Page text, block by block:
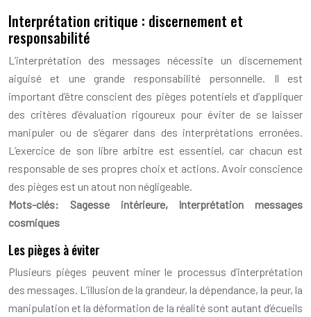
Interprétation critique : discernement et
responsabilité
L’interprétation des messages nécessite un discernement
aiguisé et une grande responsabilité personnelle. Il est
important d’être conscient des pièges potentiels et d’appliquer
des critères d’évaluation rigoureux pour éviter de se laisser
manipuler ou de s’égarer dans des interprétations erronées.
L’exercice de son libre arbitre est essentiel, car chacun est
responsable de ses propres choix et actions. Avoir conscience
des pièges est un atout non négligeable.
Mots-clés: Sagesse intérieure, Interprétation messages
cosmiques
Les pièges à éviter
Plusieurs pièges peuvent miner le processus d’interprétation
des messages. L’illusion de la grandeur, la dépendance, la peur, la
manipulation et la déformation de la réalité sont autant d’écueils